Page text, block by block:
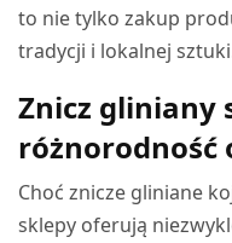
to nie tylko zakup
tradycji i lokalnej
Znicz gliniany
różnorodność
Choć znicze gliniane
sklepy oferują